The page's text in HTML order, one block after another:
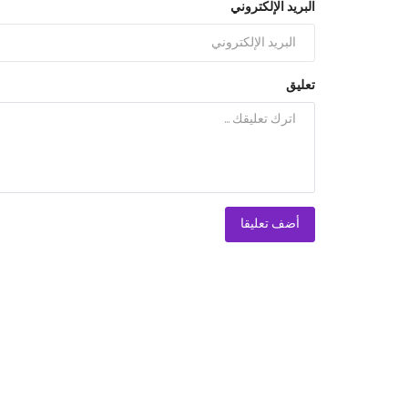
البريد الإلكتروني
تعليق
أضف تعليقا